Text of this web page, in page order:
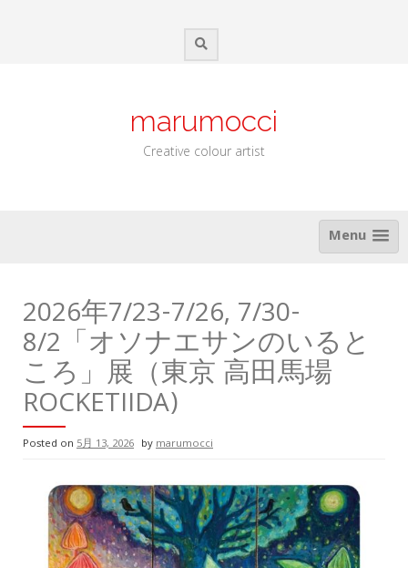
marumocci
Creative colour artist
Menu
2026年7/23-7/26, 7/30-
8/2「オソナエサンのいると
ころ」展（東京 高田馬場
ROCKETIIDA)
Posted on 5月 13, 2026 bymarumocci